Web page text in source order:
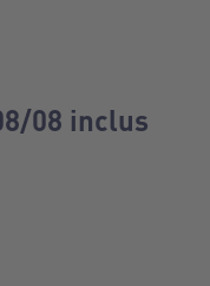
08 inclus